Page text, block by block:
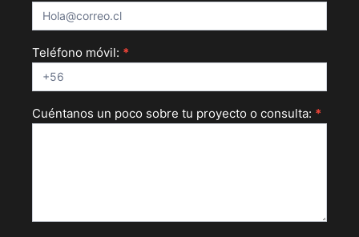
Teléfono móvil: *
Cuéntanos un poco sobre tu proyecto o consulta: *